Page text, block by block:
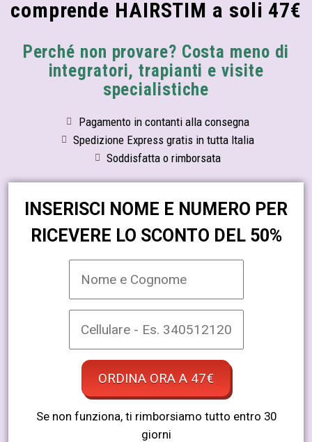
comprende HAIRSTIM a soli 47€
Perché non provare? Costa meno di
integratori, trapianti e visite
specialistiche
Pagamento in contanti alla consegna
Spedizione Express gratis in tutta Italia
Soddisfatta o rimborsata
INSERISCI NOME E NUMERO PER
RICEVERE LO SCONTO DEL 50%
Se non funziona, ti rimborsiamo tutto entro 30
giorni